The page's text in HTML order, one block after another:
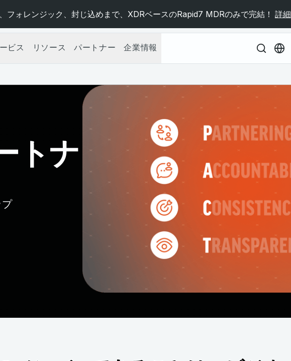
ォレンジック、封じ込めまで、XDRベースのRapid7 MDRのみで完結！ 詳細
ビス リソース パートナー 企業情報
トナ